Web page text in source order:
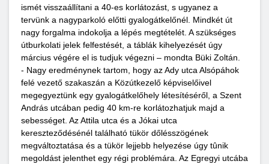
ismét visszaállítani a 40-es korlátozást, s ugyanez a
tervünk a nagyparkoló előtti gyalogátkelőnél. Mindkét út
nagy forgalma indokolja a lépés megtételét. A szükséges
útburkolati jelek felfestését, a táblák kihelyezését úgy
március végére el is tudjuk végezni – mondta Büki Zoltán.
- Nagy eredménynek tartom, hogy az Ady utca Alsópáhok
felé vezető szakaszán a Közútkezelő képviselőivel
megegyeztünk egy gyalogátkelőhely létesítéséről, a Szent
András utcában pedig 40 km-re korlátozhatjuk majd a
sebességet. Az Attila utca és a Jókai utca
kereszteződésénél található tükör dőlésszögének
megváltoztatása és a tükör lejjebb helyezése úgy tûnik
megoldást jelenthet egy régi problémára. Az Egregyi utcába